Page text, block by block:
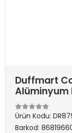
Duffmart
Alüminyum
Ürün Kodu:
Barkod: